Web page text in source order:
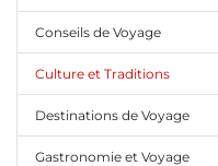
Conseils de Voyage
Culture et Traditions
Destinations de Voyage
Gastronomie et Voyage